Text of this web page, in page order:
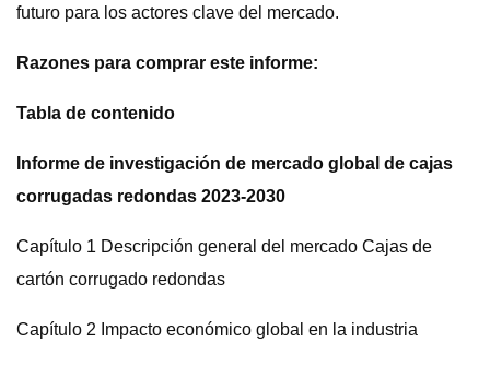
futuro para los actores clave del mercado.
Razones para comprar este informe:
Tabla de contenido
Informe de investigación de mercado global de cajas
corrugadas redondas 2023-2030
Capítulo 1 Descripción general del mercado Cajas de
cartón corrugado redondas
Capítulo 2 Impacto económico global en la industria